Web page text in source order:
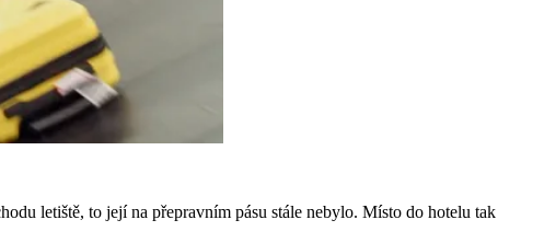
letiště, to její na přepravním pásu stále nebylo. Místo do hotelu tak